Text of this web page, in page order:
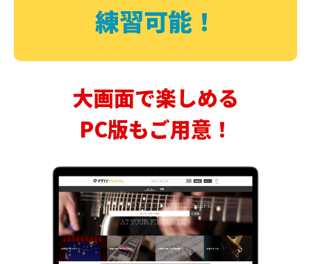
練習可能！
大画面で楽しめる
PC版もご用意！